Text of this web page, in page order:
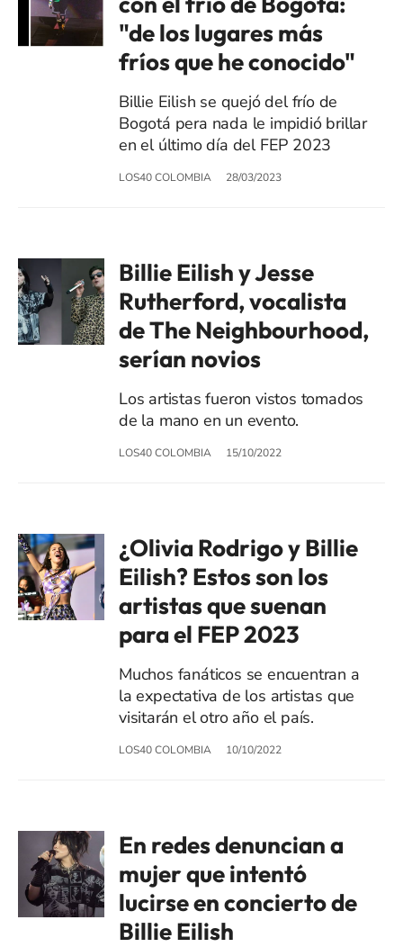
"de los lugares más
fríos que he conocido"
Billie Eilish se quejó del frío de
Bogotá pera nada le impidió brillar
en el último día del FEP 2023
LOS40 COLOMBIA 28/03/2023
Billie Eilish y Jesse
Rutherford, vocalista
de The Neighbourhood,
serían novios
Los artistas fueron vistos tomados
de la mano en un evento.
LOS40 COLOMBIA 15/10/2022
¿Olivia Rodrigo y Billie
Eilish? Estos son los
artistas que suenan
para el FEP 2023
Muchos fanáticos se encuentran a
la expectativa de los artistas que
visitarán el otro año el país.
LOS40 COLOMBIA 10/10/2022
En redes denuncian a
mujer que intentó
lucirse en concierto de
Billie Eilish